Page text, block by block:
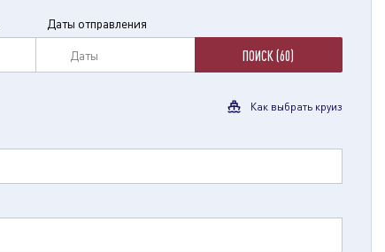
Даты отправления
Даты ПОИСК (60)
Как выбрать круиз